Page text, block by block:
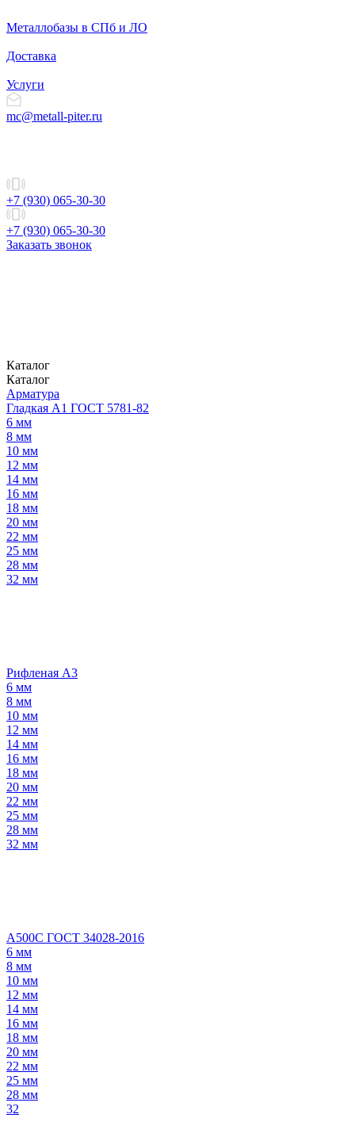
Металлобазы в СПб и ЛО
Доставка
Услуги
mc@metall-piter.ru
+7 (930) 065-30-30
+7 (930) 065-30-30
Заказать звонок
Каталог
Каталог
Арматура
Гладкая А1 ГОСТ 5781-82
6 мм
8 мм
10 мм
12 мм
14 мм
16 мм
18 мм
20 мм
22 мм
25 мм
28 мм
32 мм
Рифленая А3
6 мм
8 мм
10 мм
12 мм
14 мм
16 мм
18 мм
20 мм
22 мм
25 мм
28 мм
32 мм
А500С ГОСТ 34028-2016
6 мм
8 мм
10 мм
12 мм
14 мм
16 мм
18 мм
20 мм
22 мм
25 мм
28 мм
32